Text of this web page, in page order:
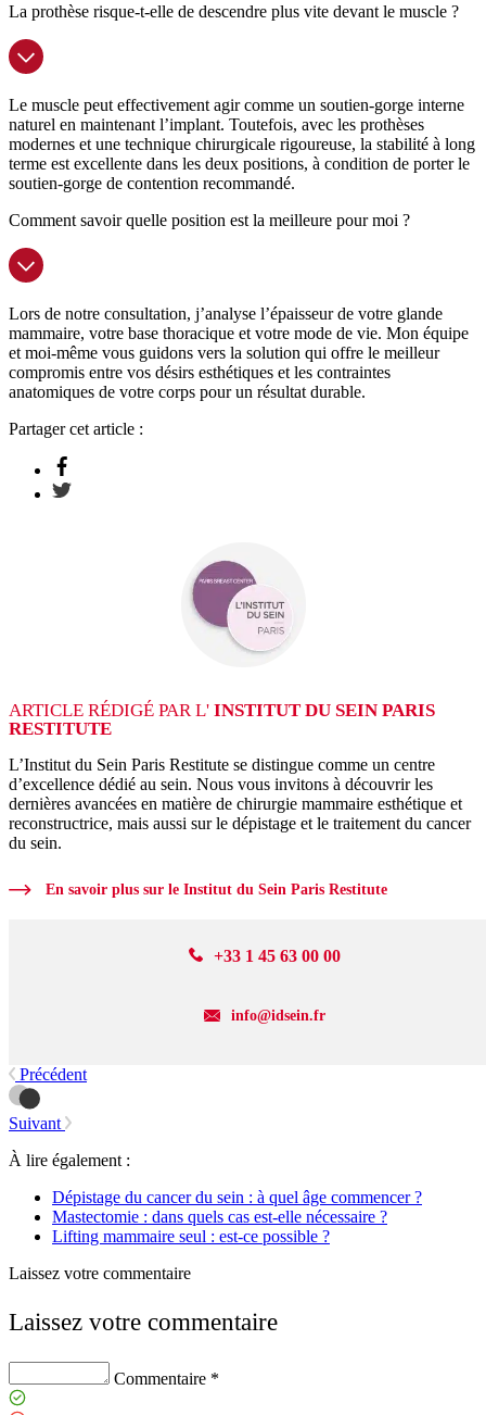
La prothèse risque-t-elle de descendre plus vite devant le muscle ?
Le muscle peut effectivement agir comme un soutien-gorge interne
naturel en maintenant l’implant. Toutefois, avec les prothèses
modernes et une technique chirurgicale rigoureuse, la stabilité à long
terme est excellente dans les deux positions, à condition de porter le
soutien-gorge de contention recommandé.
Comment savoir quelle position est la meilleure pour moi ?
Lors de notre consultation, j’analyse l’épaisseur de votre glande
mammaire, votre base thoracique et votre mode de vie. Mon équipe
et moi-même vous guidons vers la solution qui offre le meilleur
compromis entre vos désirs esthétiques et les contraintes
anatomiques de votre corps pour un résultat durable.
Partager cet article :
ARTICLE RÉDIGÉ PAR L' INSTITUT DU SEIN PARIS
RESTITUTE
L’Institut du Sein Paris Restitute se distingue comme un centre
d’excellence dédié au sein. Nous vous invitons à découvrir les
dernières avancées en matière de chirurgie mammaire esthétique et
reconstructrice, mais aussi sur le dépistage et le traitement du cancer
du sein.
En savoir plus sur le Institut du Sein Paris Restitute
+33 1 45 63 00 00
info@idsein.fr
Précédent
Suivant
À lire également :
Dépistage du cancer du sein : à quel âge commencer ?
Mastectomie : dans quels cas est-elle nécessaire ?
Lifting mammaire seul : est-ce possible ?
Laissez votre commentaire
Laissez votre commentaire
Commentaire *